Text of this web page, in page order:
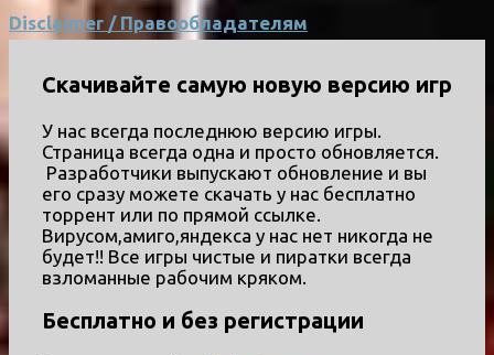
Disclaimer / Правообладателям
Скачивайте самую новую версию игр
У нас всегда последнюю версию игры.
Страница всегда одна и просто обновляется.
Разработчики выпускают обновление и вы
его сразу можете скачать у нас бесплатно
торрент или по прямой ссылке.
Вирусом,амиго,яндекса у нас нет никогда не
будет!! Все игры чистые и пиратки всегда
взломанные рабочим кряком.
Бесплатно и без регистрации